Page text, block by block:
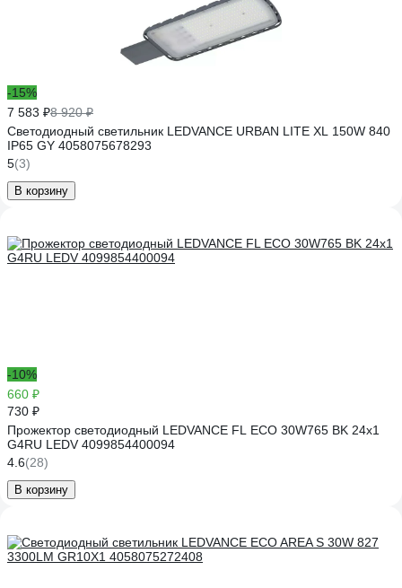
-15%
7 583 ₽8 920 ₽
Светодиодный светильник LEDVANCE URBAN LITE XL 150W 840
IP65 GY 4058075678293
5(3)
В корзину
-10%
660 ₽
730 ₽
Прожектор светодиодный LEDVANCE FL ECO 30W765 BK 24x1
G4RU LEDV 4099854400094
4.6(28)
В корзину